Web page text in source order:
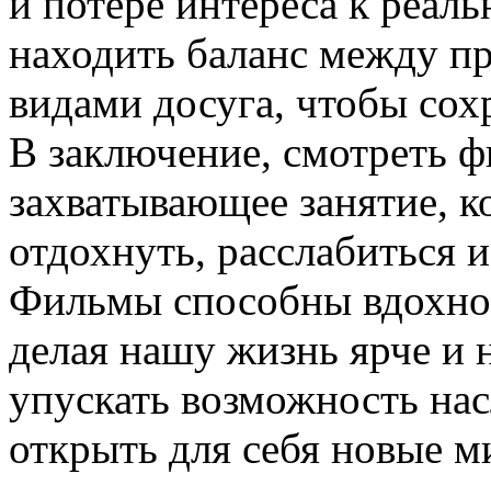
находить баланс между
видами досуга, чтобы
В заключение, смотреть
захватывающее занятие,
отдохнуть, расслабиться
Фильмы способны
делая нашу жизнь ярче и
упускать возможность
открыть для себя новые